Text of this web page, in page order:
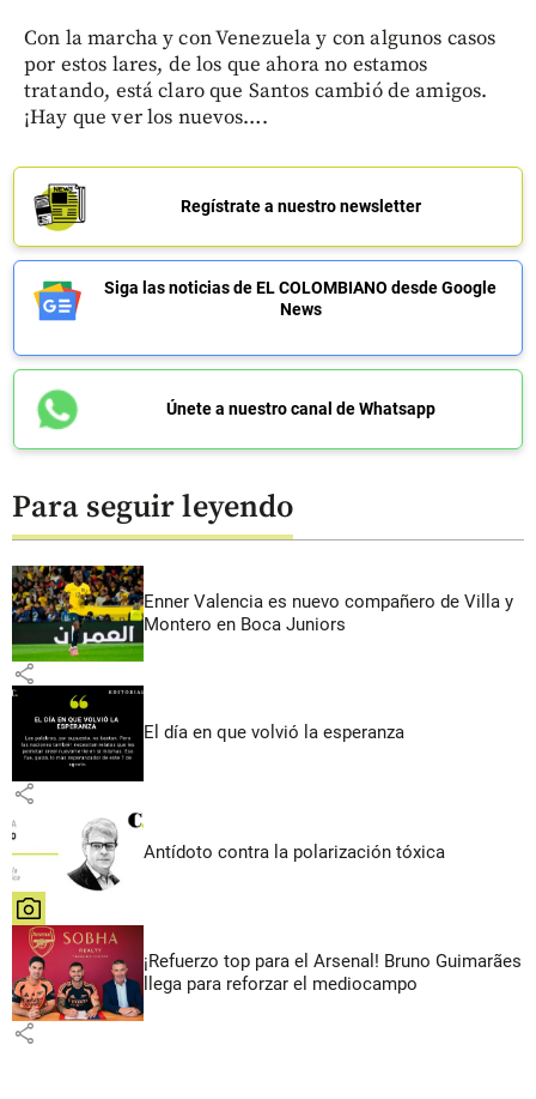
Con la marcha y con Venezuela y con algunos casos
por estos lares, de los que ahora no estamos
tratando, está claro que Santos cambió de amigos.
¡Hay que ver los nuevos….
Regístrate a nuestro newsletter
Siga las noticias de EL COLOMBIANO desde Google
News
Únete a nuestro canal de Whatsapp
Para seguir leyendo
Enner Valencia es nuevo compañero de Villa y
Montero en Boca Juniors
share
El día en que volvió la esperanza
share
Antídoto contra la polarización tóxica
share
¡Refuerzo top para el Arsenal! Bruno Guimarães
llega para reforzar el mediocampo
share